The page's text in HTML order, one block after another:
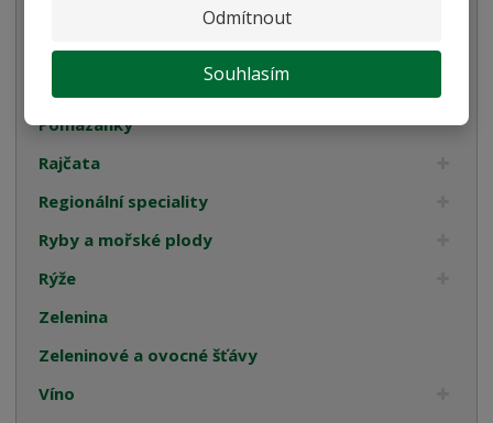
Odmítnout
Souhlasím
Omáčky na těstoviny
Pomazánky
Rajčata
Regionální speciality
Ryby a mořské plody
Rýže
Zelenina
Zeleninové a ovocné šťávy
Víno